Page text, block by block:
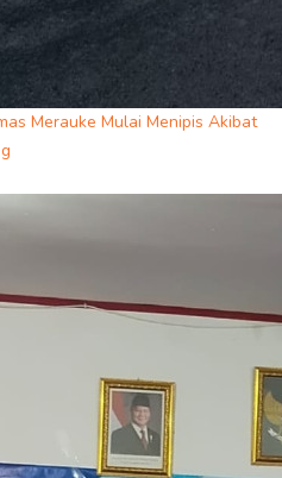
Merauke Mulai Menipis Akibat